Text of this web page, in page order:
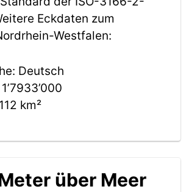
Eckdaten zum
Westfalen:
Deutsch
km²
über Meer